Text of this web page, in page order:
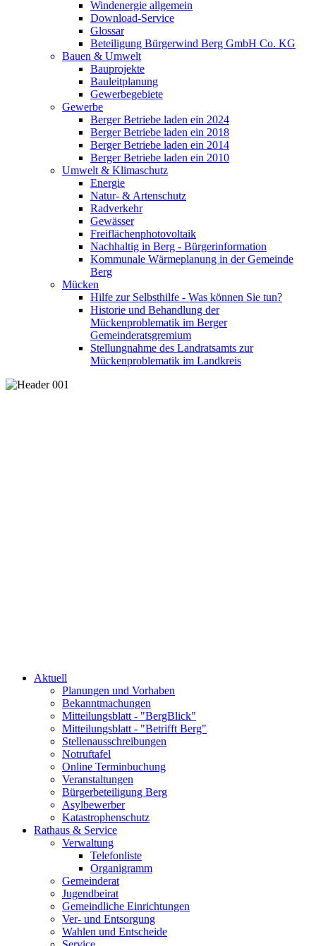
Windenergie allgemein
Download-Service
Glossar
Beteiligung Bürgerwind Berg GmbH Co. KG
Bauen & Umwelt
Bauprojekte
Bauleitplanung
Gewerbegebiete
Gewerbe
Berger Betriebe laden ein 2024
Berger Betriebe laden ein 2018
Berger Betriebe laden ein 2014
Berger Betriebe laden ein 2010
Umwelt & Klimaschutz
Energie
Natur- & Artenschutz
Radverkehr
Gewässer
Freiflächenphotovoltaik
Nachhaltig in Berg - Bürgerinformation
Kommunale Wärmeplanung in der Gemeinde
Berg
Mücken
Hilfe zur Selbsthilfe - Was können Sie tun?
Historie und Behandlung der
Mückenproblematik im Berger
Gemeinderatsgremium
Stellungnahme des Landratsamts zur
Mückenproblematik im Landkreis
Aktuell
Planungen und Vorhaben
Bekanntmachungen
Mitteilungsblatt - "BergBlick"
Mitteilungsblatt - "Betrifft Berg"
Stellenausschreibungen
Notruftafel
Online Terminbuchung
Veranstaltungen
Bürgerbeteiligung Berg
Asylbewerber
Katastrophenschutz
Rathaus & Service
Verwaltung
Telefonliste
Organigramm
Gemeinderat
Jugendbeirat
Gemeindliche Einrichtungen
Ver- und Entsorgung
Wahlen und Entscheide